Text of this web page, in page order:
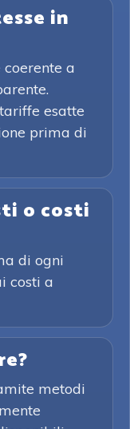
in
a
esatte
prima di
o costi
di ogni
costi a
metodi